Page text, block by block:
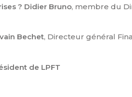
? Didier Bruno, membre du
Bechet, Directeur général
de LPFT